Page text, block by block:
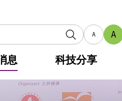
A A
息 科技分享